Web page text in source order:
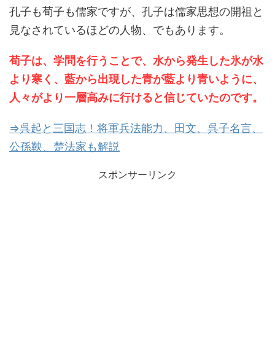
孔子も荀子も儒家ですが、孔子は儒家思想の開祖と
見なされているほどの人物、でもあります。
荀子は、学問を行うことで、水から発生した氷が水
より寒く、藍から出現した青が藍より青いように、
人々がより一層高みに行けると信じていたのです。
⇒呉起と三国志！将軍兵法能力、田文、呉子名言、
公孫鞅、楚法家も解説
スポンサーリンク